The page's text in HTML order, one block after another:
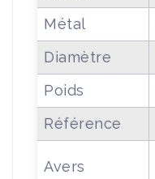
Métal
Diamètre
Poids
Référence
Avers